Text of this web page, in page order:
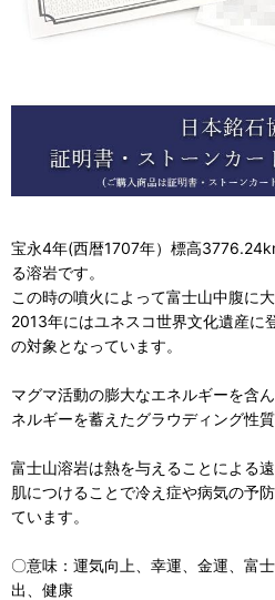
宝永4年(西暦1707年）標高
る溶岩です。
この時の噴火によって富士山中腹に
2013年にはユネスコ世界文化遺産に
の対象となっています。
マグマ活動の膨大なエネルギーを含
ネルギーを蓄えたグラウディング性質
富士山溶岩は熱を与えることによる
肌につけることで冷え症や病気の予
ています。
〇意味：運気向上、幸運、金運、富
出、健康